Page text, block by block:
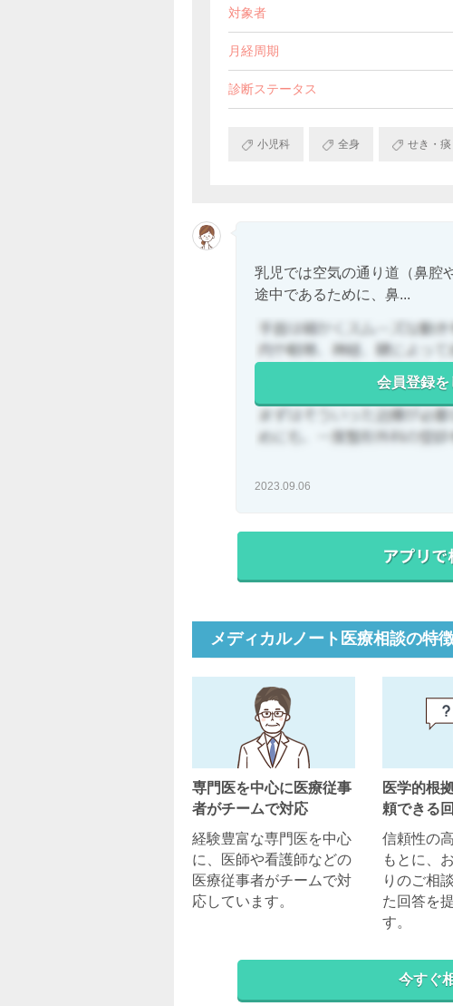
対象者
月経周期
診断ステータス
小児科 全身 せき・痰
乳児では空気の通り道（鼻腔
途中であるために、鼻...
会員登録を
2023.09.06
メディカルノート医療相談の特
専門医を中心に医療従事
者がチームで対応
経験豊富な専門医を中心
に、医師や看護師などの
医療従事者がチームで対
応しています。
医学的根
頼できる
信頼性の
もとに、
りのご相
た回答を
す。
今すぐ